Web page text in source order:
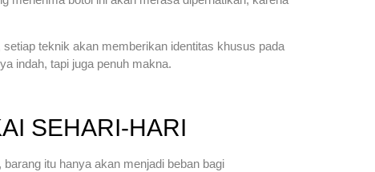
teknik akan memberikan identitas khusus pada
indah, tapi juga penuh makna.
SEHARI-HARI
itu hanya akan menjadi beban bagi